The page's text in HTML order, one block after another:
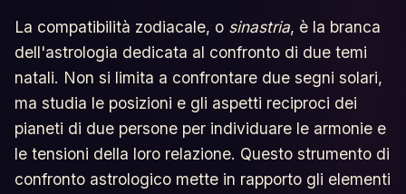
La compatibilità zodiacale, o sinastria, è la branca
dell'astrologia dedicata al confronto di due temi
natali. Non si limita a confrontare due segni solari,
ma studia le posizioni e gli aspetti reciproci dei
pianeti di due persone per individuare le armonie e
le tensioni della loro relazione. Questo strumento di
confronto astrologico mette in rapporto gli elementi